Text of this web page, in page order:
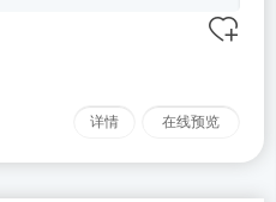
详情 在线预览